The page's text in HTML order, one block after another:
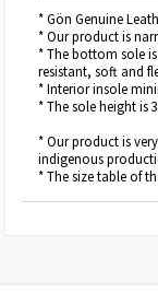
* Gön Genuine
* Our product is
* The bottom sole
resistant, soft and
* Interior insole
* The sole height is
* Our product is
indigenous
* The size table of